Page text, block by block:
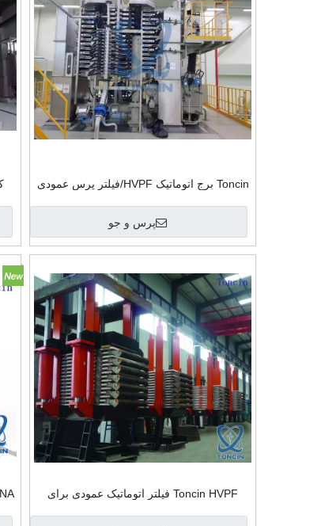
Toncin برج اتوماتیک HVPF/فیلتر پرس عمودی
پرس و جو
Toncin HVPF فیلتر اتوماتیک عمودی برای